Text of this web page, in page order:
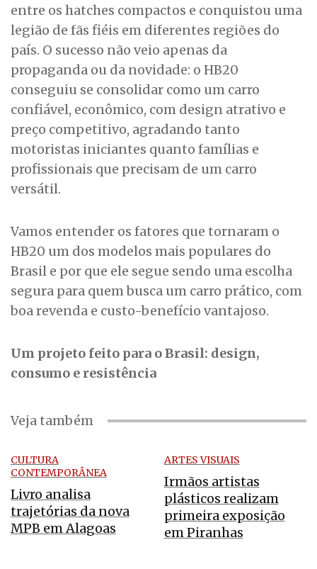
entre os hatches compactos e conquistou uma
legião de fãs fiéis em diferentes regiões do
país. O sucesso não veio apenas da
propaganda ou da novidade: o HB20
conseguiu se consolidar como um carro
confiável, econômico, com design atrativo e
preço competitivo, agradando tanto
motoristas iniciantes quanto famílias e
profissionais que precisam de um carro
versátil.
Vamos entender os fatores que tornaram o
HB20 um dos modelos mais populares do
Brasil e por que ele segue sendo uma escolha
segura para quem busca um carro prático, com
boa revenda e custo-benefício vantajoso.
Um projeto feito para o Brasil: design,
consumo e resistência
Veja também
CULTURA
CONTEMPORÂNEA
Livro analisa
trajetórias da nova
MPB em Alagoas
ARTES VISUAIS
Irmãos artistas
plásticos realizam
primeira exposição
em Piranhas